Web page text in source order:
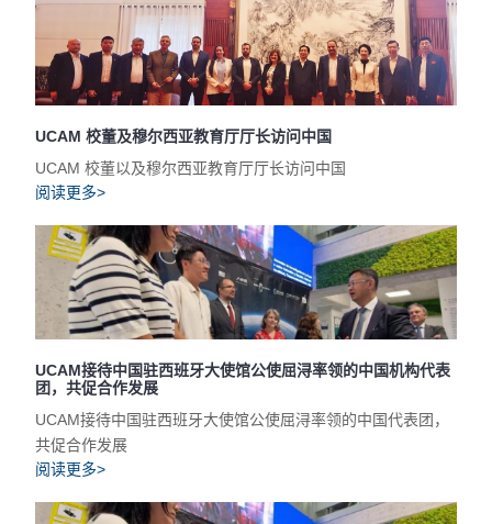
UCAM 校董及穆尔西亚教育厅厅长访问中国
UCAM 校董以及穆尔西亚教育厅厅长访问中国
阅读更多>
UCAM接待中国驻西班牙大使馆公使屈浔率领的中国机构代表
团，共促合作发展
UCAM接待中国驻西班牙大使馆公使屈浔率领的中国代表团，
共促合作发展
阅读更多>